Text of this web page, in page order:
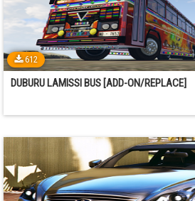
612
DUBURU LAMISSI BUS [ADD-ON/REPLACE]